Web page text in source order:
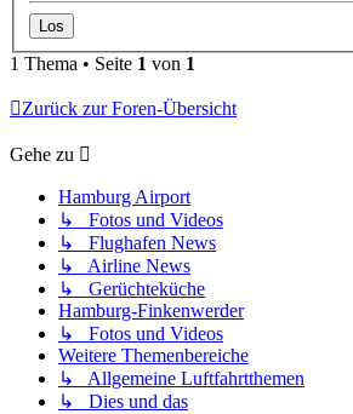
1 Thema • Seite 1 von 1
Zurück zur Foren-Übersicht
Gehe zu
Hamburg Airport
↳ Fotos und Videos
↳ Flughafen News
↳ Airline News
↳ Gerüchteküche
Hamburg-Finkenwerder
↳ Fotos und Videos
Weitere Themenbereiche
↳ Allgemeine Luftfahrtthemen
↳ Dies und das